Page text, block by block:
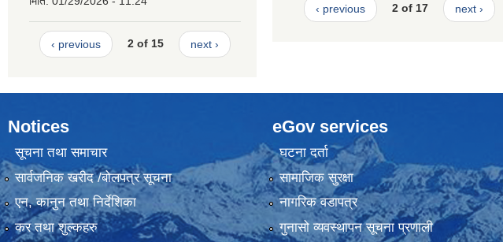
‹ previous 2 of 15 next ›
‹ previous 2 of 17 next ›
Notices
सूचना तथा समाचार
सार्वजनिक खरीद /बोलपत्र सूचना
एन, कानुन तथा निर्देशिका
कर तथा शुल्कहरु
eGov services
घटना दर्ता
सामाजिक सुरक्षा
नागरिक वडापत्र
गुनासो व्यवस्थापन सूचना प्रणाली